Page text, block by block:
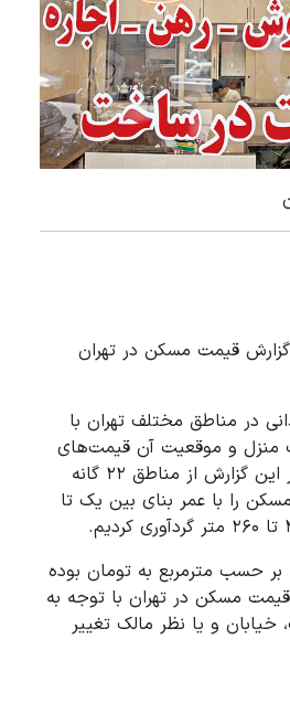
قیمت مسکن در تهران
در مناطق مختلف تهران با
منزل و موقعیت آن قیمت‌های
مختلفی را می‌بینیم. در این گزارش از مناطق ۲۲ گانه
را با عمر بنای بین یک تا
حسب مترمربع به تومان بوده
مسکن در تهران با توجه به
خیابان و یا نظر مالک تغییر